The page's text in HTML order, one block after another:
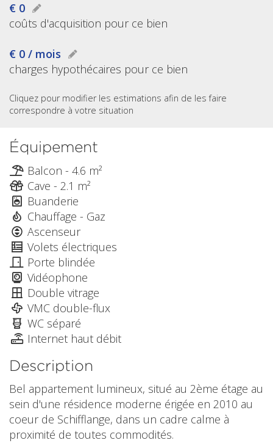
€ 0
coûts d'acquisition pour ce bien
€ 0 / mois
charges hypothécaires pour ce bien
Cliquez pour modifier les estimations afin de les faire
correspondre à votre situation
Équipement
Balcon - 4.6 m²
Cave - 2.1 m²
Buanderie
Chauffage - Gaz
Ascenseur
Volets électriques
Porte blindée
Vidéophone
Double vitrage
VMC double-flux
WC séparé
Internet haut débit
Description
Bel appartement lumineux, situé au 2ème étage au
sein d'une résidence moderne érigée en 2010 au
coeur de Schifflange, dans un cadre calme à
proximité de toutes commodités.